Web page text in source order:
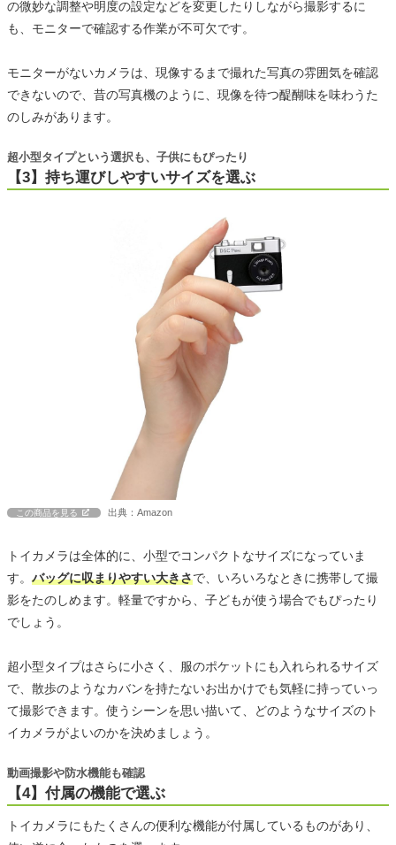
の微妙な調整や明度の設定などを変更したりしながら撮影するに
も、モニターで確認する作業が不可欠です。
モニターがないカメラは、現像するまで撮れた写真の雰囲気を確認
できないので、昔の写真機のように、現像を待つ醍醐味を味わうた
のしみがあります。
【3】持ち運びしやすいサイズを選ぶ
超小型タイプという選択も、子供にもぴったり
この商品を見る 出典：Amazon
トイカメラは全体的に、小型でコンパクトなサイズになっていま
す。 バッグに収まりやすい大きさで、いろいろなときに携帯して撮
影をたのしめます。軽量ですから、子どもが使う場合でもぴったり
でしょう。
超小型タイプはさらに小さく、服のポケットにも入れられるサイズ
で、散歩のようなカバンを持たないお出かけでも気軽に持っていっ
て撮影できます。使うシーンを思い描いて、どのようなサイズのト
イカメラがよいのかを決めましょう。
【4】付属の機能で選ぶ
動画撮影や防水機能も確認
トイカメラにもたくさんの便利な機能が付属しているものがあり、